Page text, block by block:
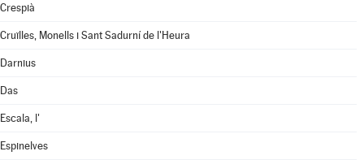
Crespià
Cruïlles, Monells i Sant Sadurní de l'Heura
Darnius
Das
Escala, l'
Espinelves